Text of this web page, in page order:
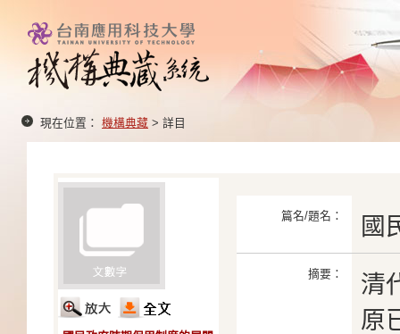
現在位置： 機構典藏 > 詳目
篇名/題名： 國
摘要：
清
原